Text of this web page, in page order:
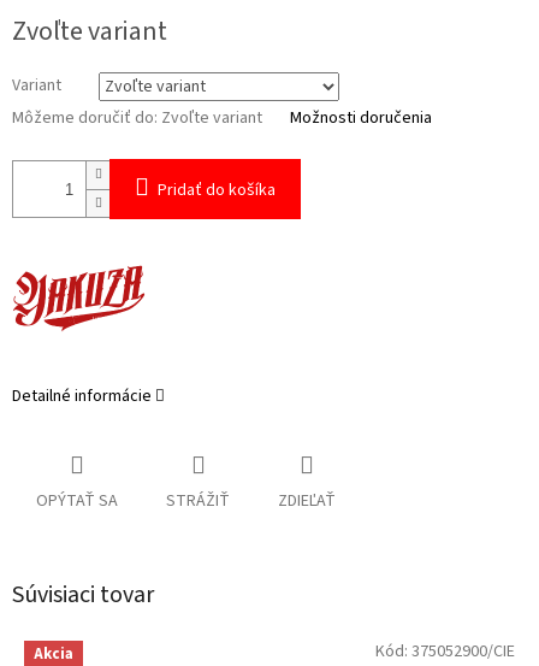
cena:
Zvoľte variant
Variant
Môžeme doručiť do: Zvoľte variant Možnosti doručenia
Pridať do košíka
Detailné informácie
OPÝTAŤ SA STRÁŽIŤ ZDIEĽAŤ
Súvisiaci tovar
Akcia
Kód: 375052900/CIE